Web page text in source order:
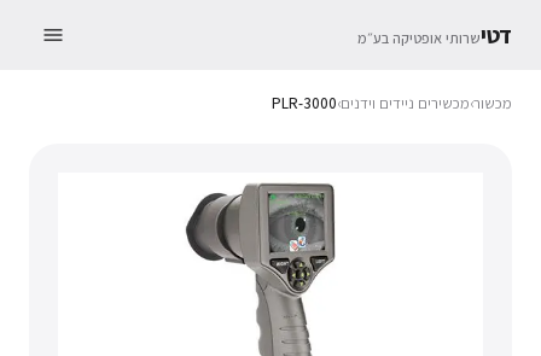
דטישרותי אופטיקה בע״מ
מכשור›מכשירים ניידים וידנים›
PLR-3000